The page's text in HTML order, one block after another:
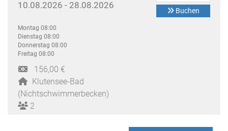
10.08.2026 - 28.08.2026
Montag 08:00
Dienstag 08:00
Donnerstag 08:00
Freitag 08:00
156,00 €
Klutensee-Bad
(Nichtschwimmerbecken)
2
Buchen